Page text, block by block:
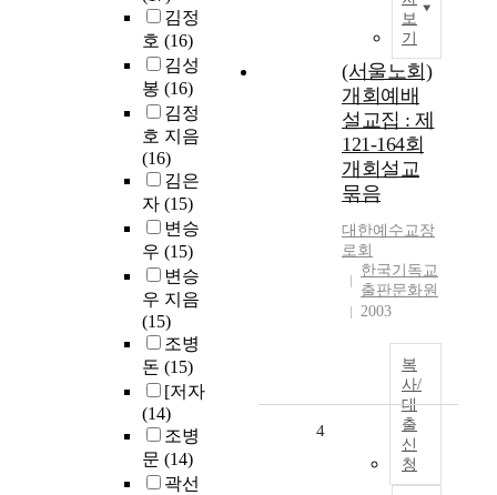
김정
호 (16)
김성
봉 (16)
김정
호 지음
(16)
김은
자 (15)
변승
우 (15)
변승
우 지음
(15)
조병
돈 (15)
[저자
(14)
조병
문 (14)
곽선
보
기
(서울노회)
개회예배
설교집 : 제
121-164회
개회설교
묶음
대한예수교장
로회
한국기독교
출판문화원
2003
복
사/
대
출
신
청
4